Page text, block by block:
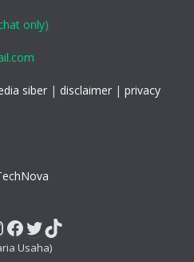
only)
siber | disclaimer | privacy
Facebook
Twitter
TikTok
Usaha)